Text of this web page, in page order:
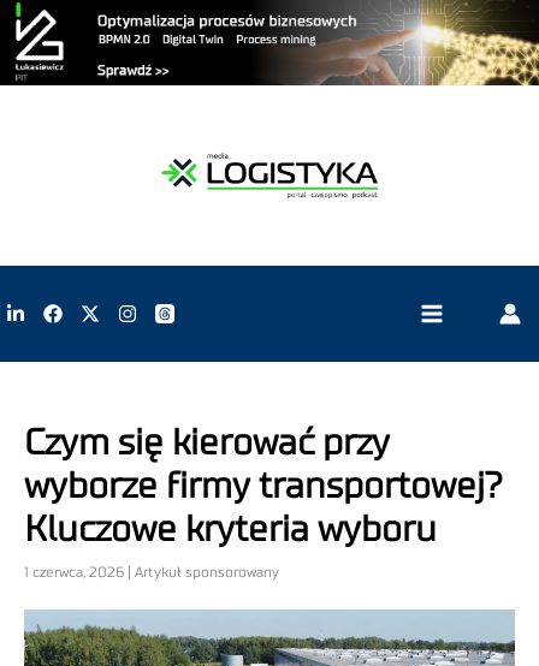
Czym się kierować przy
wyborze firmy transportowej?
Kluczowe kryteria wyboru
1 czerwca, 2026 | Artykuł sponsorowany